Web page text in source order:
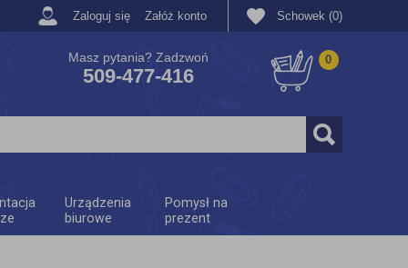
Schowek (0)
Zaloguj się Załóż konto
Masz pytania? Zadzwoń
509-477-416
0
Urządzenia
biurowe
Pomysł na
prezent